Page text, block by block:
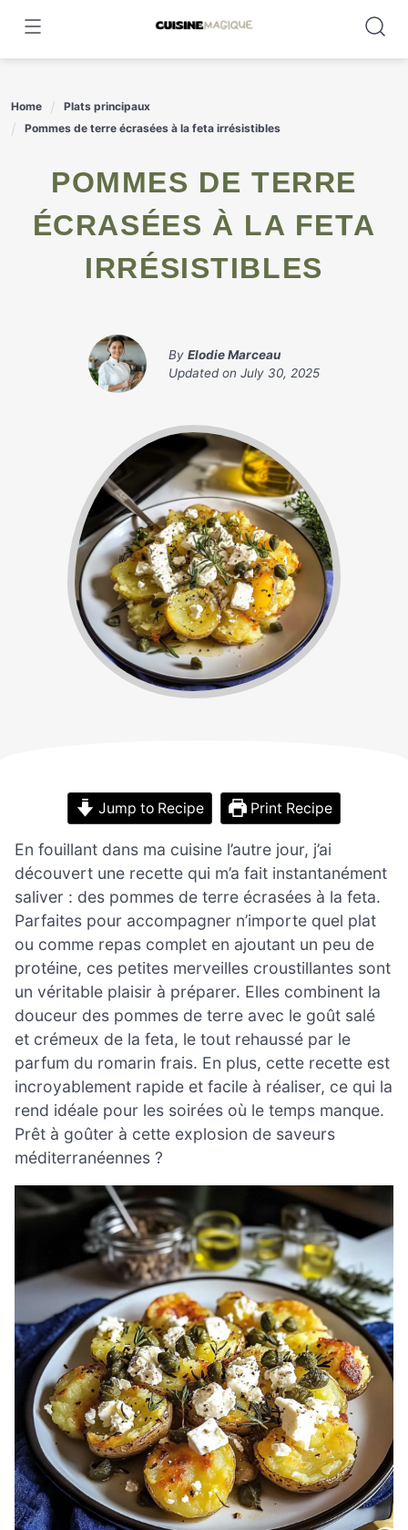
content
Home
Plats principaux
Pommes de terre écrasées à la feta irrésistibles
POMMES DE TERRE
ÉCRASÉES À LA FETA
IRRÉSISTIBLES
By Elodie Marceau
Updated on July 30, 2025
Jump to Recipe Print Recipe
En fouillant dans ma cuisine l’autre jour, j’ai
découvert une recette qui m’a fait instantanément
saliver : des pommes de terre écrasées à la feta.
Parfaites pour accompagner n’importe quel plat
ou comme repas complet en ajoutant un peu de
protéine, ces petites merveilles croustillantes sont
un véritable plaisir à préparer. Elles combinent la
douceur des pommes de terre avec le goût salé
et crémeux de la feta, le tout rehaussé par le
parfum du romarin frais. En plus, cette recette est
incroyablement rapide et facile à réaliser, ce qui la
rend idéale pour les soirées où le temps manque.
Prêt à goûter à cette explosion de saveurs
méditerranéennes ?